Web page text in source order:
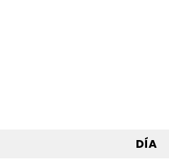
DÍA